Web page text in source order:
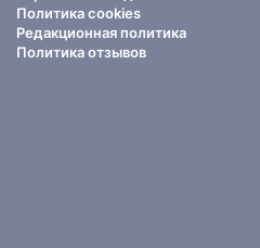
Политика cookies
Редакционная политика
Политика отзывов